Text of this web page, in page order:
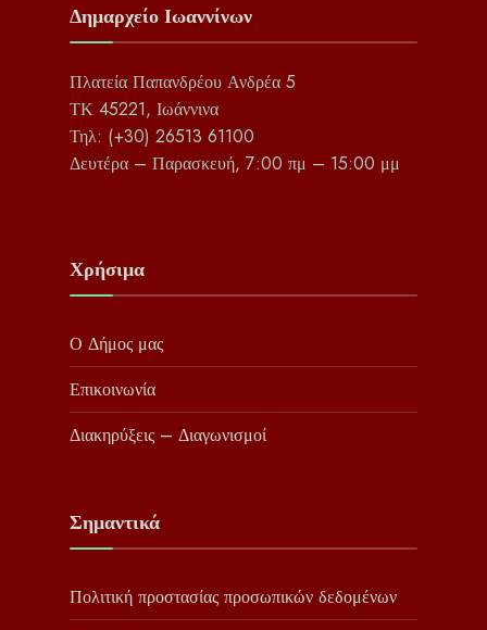
Δημαρχείο Ιωαννίνων
Πλατεία Παπανδρέου Ανδρέα 5
ΤΚ 45221, Ιωάννινα
Τηλ: (+30) 26513 61100
Δευτέρα – Παρασκευή, 7:00 πμ – 15:00 μμ
Χρήσιμα
Ο Δήμος μας
Επικοινωνία
Διακηρύξεις – Διαγωνισμοί
Σημαντικά
Πολιτική προστασίας προσωπικών δεδομένων